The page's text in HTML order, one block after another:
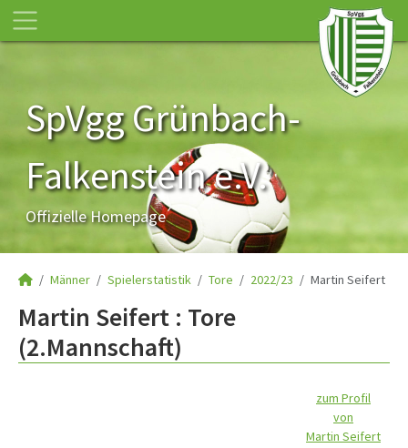
SpVgg Grünbach-
Falkenstein e.V.
Offizielle Homepage
Männer Spielerstatistik Tore 2022/23 Martin Seifert
Martin Seifert : Tore
(2.Mannschaft)
zum Profil
von
Martin Seifert